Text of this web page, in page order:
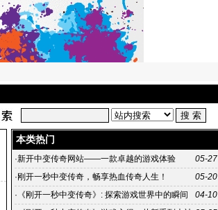
本类热门
05-27
·新开中变传奇网站——一款卓越的游戏体验
05-20
·刚开一秒中变传奇，畅享热血传奇人生！
04-10
· 《刚开一秒中变传奇》: 探索游戏世界中的瞬间